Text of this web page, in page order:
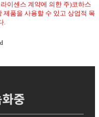
이센스 계약에 의한 주)코하스
품을 사용할 수 있고 상업적 목
.